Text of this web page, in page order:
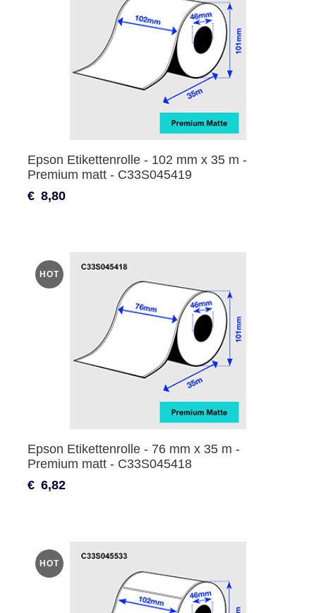
Epson Etikettenrolle - 102 mm x 35 m -
Premium matt - C33S045419
€ 8,80
HOT
Epson Etikettenrolle - 76 mm x 35 m -
Premium matt - C33S045418
€ 6,82
HOT